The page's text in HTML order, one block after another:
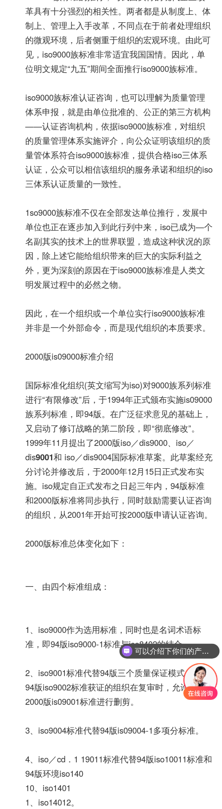
革具有十分强烈的相关性。两者都是从制度上、体
制上、管理上入手改革，不同点在于前者处理组织
的微观环境，后者侧重于组织的宏观环境。由此可
见，iso9000族标准非常适宜我国国情。因此，单
位明文规定“九五”期间全面推行iso9000族标准。
iso9000族标准认证咨询，也可以理解为质量管理
体系申报，就是由单位批准的、公正的第三方机构
——认证咨询机构，依据iso9000族标准，对组织
的质量管理体系实施评介，向公众证明该组织的质
量管体系符合iso9000族标准，提供合格iso三体系
认证，公众可以相信该组织的服务承诺和组织的iso
三体系认证质量的一致性。
1so9000族标准不仅在全部发达单位推行，发展中
单位也正在逐步加入到此行列中来，iso已成为—个
名副其实的技术上的世界联盟，造成这种状况的原
因，除上述它能给组织带来的巨大的实际利益之
外，更为深刻的原因在于iso9000族标准是人类文
明发展过程中的必然之物。
因此，在一个组织或一个单位实行iso9000族标准
并非是一个外部命令，而是现代组织的本质要求。
2000版is09000标准介绍
国际标准化组织(英文缩写为iso)对9000族系列标准
进行“有限修改”后，于1994年正式颁布实施is09000
族系列标准，即94版。在广泛征求意见的基础上，
又启动了修订战略的第二阶段，即“彻底修改”。
1999年11月提出了2000版iso／dis9000、iso／
dis9001和 iso／dis9004国际标准草案。此草案经充
分讨论并修改后，于2000年12月15日正式发布实
施。iso规定自正式发布之日起三年内，94版标准
和2000版标准将同步执行，同时鼓励需要认证咨询
的组织，从2001年开始可按2000版申请认证咨询。
2000版标准总体变化如下：
一、由四个标准组成：
1、iso9000作为选用标准，同时也是名词术语标
准，即94版iso9000-1标准与iso8402的结合。
2、iso9001标准代替94版三个质量保证模式，例如
94版iso9002标准获证的组织在复审时，允许对
2000版is09001标准进行删剪。
3、iso9004标准代替94版is09004-1多项分标准。
4、iso／cd．1 19011标准代替94版iso10011标准和
94版环境iso140
10、iso1401
1、iso14012。
可以介绍下你们的产品么？
你们是怎么收费的呢？